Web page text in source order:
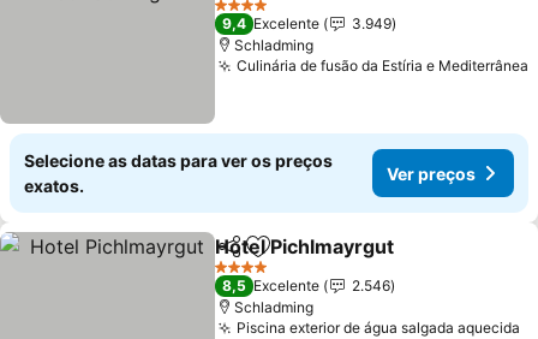
4 Estrelas
9,4 Excelente
3.949
Schladming
Culinária de fusão da Estíria e Mediterrânea
Selecione as datas para ver os preços
exatos.
Ver preços
PartilharAdicionar aos favoritos
Hotel Pichlmayrgut
4 Estrelas
8,5 Excelente
2.546
Schladming
Piscina exterior de água salgada aquecida